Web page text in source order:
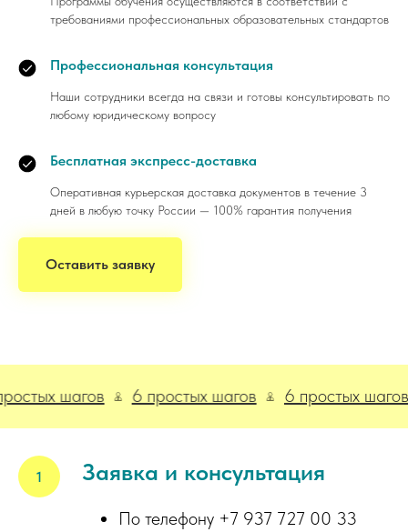
требованиями профессиональных образовательных стандартов
Профессиональная консультация
Наши сотрудники всегда на связи и готовы консультировать по
любому юридическому вопросу
Бесплатная экспресс-доставка
Оперативная курьерская доставка документов в течение 3
дней в любую точку России — 100% гарантия получения
Оставить заявку
шагов 6 простых шагов 6 простых шагов
Заявка и консультация
По телефону +7 937 727 00 33